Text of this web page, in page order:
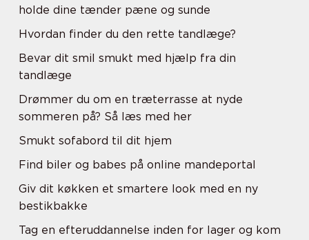
holde dine tænder pæne og sunde
Hvordan finder du den rette tandlæge?
Bevar dit smil smukt med hjælp fra din
tandlæge
Drømmer du om en træterrasse at nyde
sommeren på? Så læs med her
Smukt sofabord til dit hjem
Find biler og babes på online mandeportal
Giv dit køkken et smartere look med en ny
bestikbakke
Tag en efteruddannelse inden for lager og kom